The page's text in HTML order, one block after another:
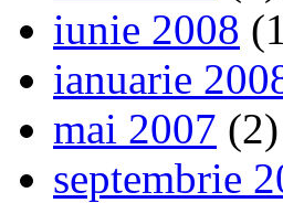
iunie 2008
ianuarie
mai 2007 (2)
septembrie